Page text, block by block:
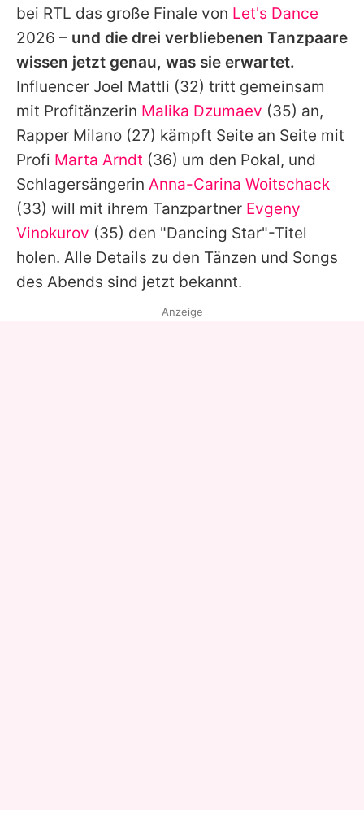
Jobs
App runterladen
Team
Redaktionelle Richtlinien
Impressum
Datenschutzerklärung
Nutzungsbedingungen
Utiq verwalten
bei RTL das große Finale von Let's Dance
2026 – und die drei verbliebenen Tanzpaare
wissen jetzt genau, was sie erwartet.
Influencer Joel Mattli (32) tritt gemeinsam
mit Profitänzerin Malika Dzumaev (35) an,
Rapper Milano (27) kämpft Seite an Seite mit
Profi Marta Arndt (36) um den Pokal, und
Schlagersängerin Anna-Carina Woitschack
(33) will mit ihrem Tanzpartner Evgeny
Vinokurov (35) den "Dancing Star"-Titel
holen. Alle Details zu den Tänzen und Songs
des Abends sind jetzt bekannt.
Anzeige